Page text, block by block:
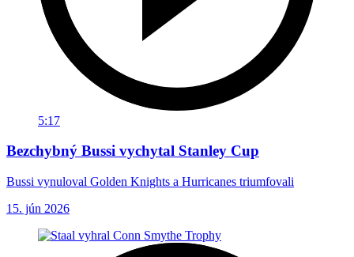
5:17
Bezchybný Bussi vychytal Stanley Cup
Bussi vynuloval Golden Knights a Hurricanes triumfovali
15. jún 2026